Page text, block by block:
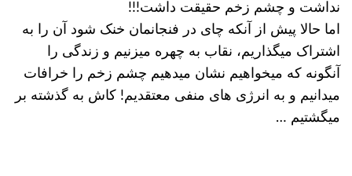
نداشت و چشم زخم حقیقت داشت!!!
اما حالا پیش از آنکه چای در فنجانمان خنک شود آن را به
اشتراک میگذاریم، نقاب به چهره میزنیم و زندگی را
آنگونه که میخواهیم نشان میدهیم چشم زخم را خرافات
میدانیم و به انرژی های منفی معتقدیم! کاش به گذشته بر
میگشتیم …